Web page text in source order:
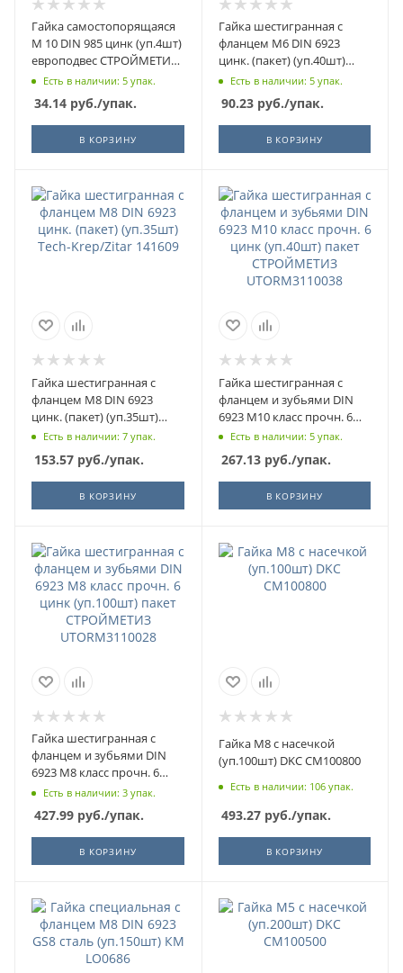
Гайка самостопорящаяся
М 10 DIN 985 цинк (уп.4шт)
европодвес СТРОЙМЕТИЗ
3040061
Есть в наличии: 5 упак.
34.14 руб./упак.
В КОРЗИНУ
Гайка шестигранная с
фланцем М6 DIN 6923
цинк. (пакет) (уп.40шт)
Tech-Krep/Zitar 141608
Есть в наличии: 5 упак.
90.23руб./упак.
В КОРЗИНУ
Гайка шестигранная с
фланцем М8 DIN 6923
цинк. (пакет) (уп.35шт)
Tech-Krep/Zitar 141609
Есть в наличии: 7 упак.
153.57 руб./упак.
В КОРЗИНУ
Гайка шестигранная с
фланцем и зубьями DIN
6923 М10 класс прочн. 6
цинк (уп.40шт) пакет
UTORM3110038
Есть в наличии: 5 упак.
267.13руб./упак.
В КОРЗИНУ
Гайка шестигранная с
фланцем и зубьями DIN
6923 М8 класс прочн. 6
цинк (уп.100шт) пакет
СТРОЙМЕТИЗ
UTORM3110028
Есть в наличии: 3 упак.
427.99 руб./упак.
В КОРЗИНУ
Гайка М8 с насечкой
(уп.100шт) DKC CM100800
Есть в наличии: 106 упак.
493.27руб./упак.
В КОРЗИНУ